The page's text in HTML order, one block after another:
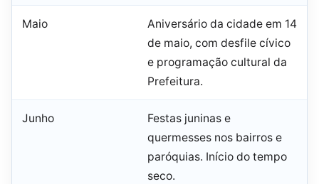
Maio
Aniversário da cidade em 14
de maio, com desfile cívico
e programação cultural da
Prefeitura.
Junho
Festas juninas e
quermesses nos bairros e
paróquias. Início do tempo
seco.